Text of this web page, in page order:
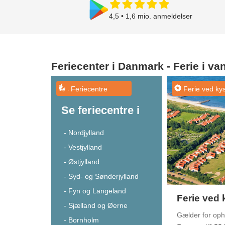
4,5 • 1,6 mio. anmeldelser
Find feriecenter på kort
Feriecenter i Danmark - Ferie i
Feriecentre
Se feriecentre i
- Nordjylland
- Vestjylland
- Østjylland
- Syd- og Sønderjylland
- Fyn og Langeland
- Sjælland og Øerne
- Bornholm
Ferie ved
Ferie ved
Gælder for